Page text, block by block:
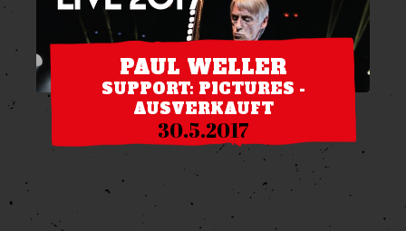
PAUL WELLER
SUPPORT: PICTURES -
AUSVERKAUFT
30.5.2017